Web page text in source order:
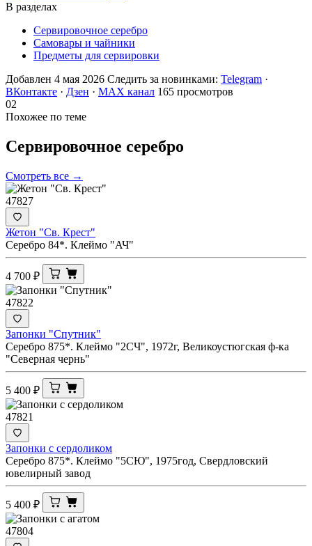
В разделах
Сервировочное серебро
Самовары и чайники
Предметы для сервировки
Добавлен 4 мая 2026 Следить за новинками: Telegram ·
ВКонтакте · Дзен · MAX канал 165 просмотров
02
Похожее по теме
Сервировочное серебро
Смотреть все →
47827
Жетон "Св. Крест"
Серебро 84*. Клеймо "АЧ"
4 700 ₽
47822
Запонки "Спутник"
Серебро 875*. Клеймо "2СЧ", 1972г, Великоустюгская ф-ка
"Северная чернь"
5 400 ₽
47821
Запонки с сердоликом
Серебро 875*. Клеймо "5СЮ", 1975год, Свердловский
ювелирный завод
5 400 ₽
47804